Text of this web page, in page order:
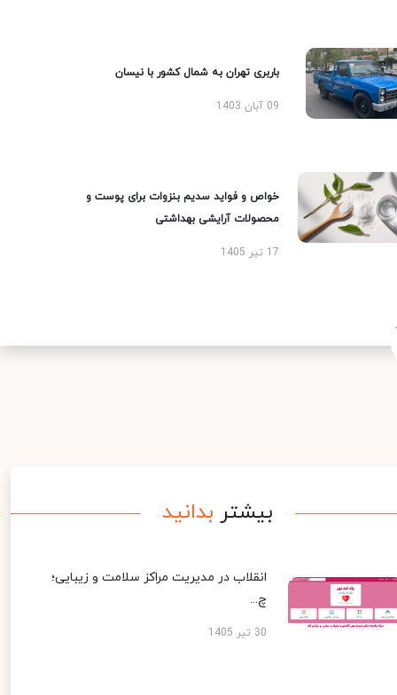
باربری تهران به شمال کشور با نیسان
09 آبان 1403
خواص و فواید سدیم بنزوات برای پوست و
محصولات آرایشی بهداشتی
17 تیر 1405
بیشتر بدانید
انقلاب در مدیریت مراکز سلامت و زیبایی؛
چ...
30 تیر 1405